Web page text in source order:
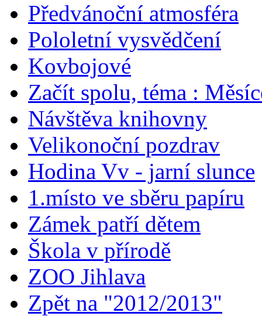
Předvánoční atmosféra
Pololetní vysvědčení
Kovbojové
Začít spolu, téma :
Návštěva knihovny
Velikonoční pozdrav
Hodina Vv - jarní slunce
1.místo ve sběru papíru
Zámek patří dětem
Škola v přírodě
ZOO Jihlava
Zpět na "2012/2013"